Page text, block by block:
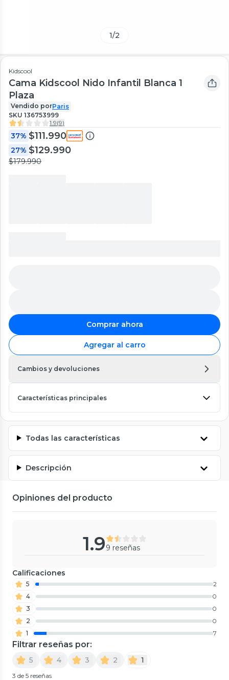
1/2
Kidscool
Cama Kidscool Nido Infantil Blanca 1
Plaza
Vendido porParis
SKU 136753999
1.9(9)
37% $111.990
27% $129.990
$179.990
Comprar ahora
Agregar al carro
Cambios y devoluciones
Características principales
Todas las características
Descripción
Opiniones del producto
1.99 reseñas
Calificaciones
5
2
4
0
3
0
2
0
1
7
Filtrar reseñas por:
5 4 3 2 1
3 de 5 reseñas